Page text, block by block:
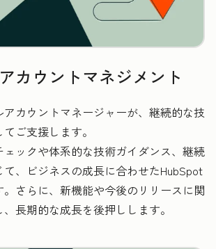
カウントマネジメント
カウントマネージャーが、継続的な技
ご支援します。
ックや体系的な技術ガイダンス、継続
て、ビジネスの成長に合わせたHubSpot
さらに、新機能や今後のリリースに関
長期的な成長を後押しします。